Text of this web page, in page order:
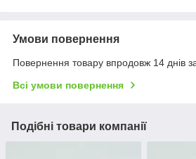
Умови повернення
Повернення товару впродовж 14 днів
Всі умови повернення
Подібні товари компанії